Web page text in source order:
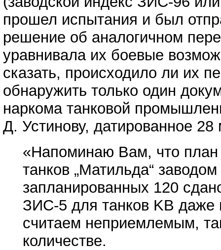
прошел испытания и был
решение об аналогичном
уравнивала их боевые
сказать, происходило ли их
обнаружить только один
наркома танковой
Д. Устинову, датированное 28
«Напоминаю Вам, что план
танков „Матильда“
запланированных 120
ЗИС-5 для танков KB
считаем неприемлемым,
количестве.